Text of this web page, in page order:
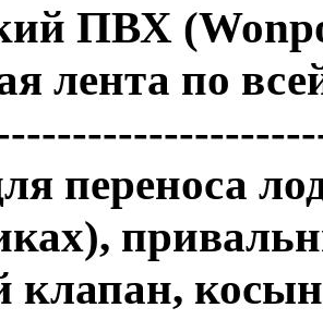
ПВХ
лента по
переноса
клапан,